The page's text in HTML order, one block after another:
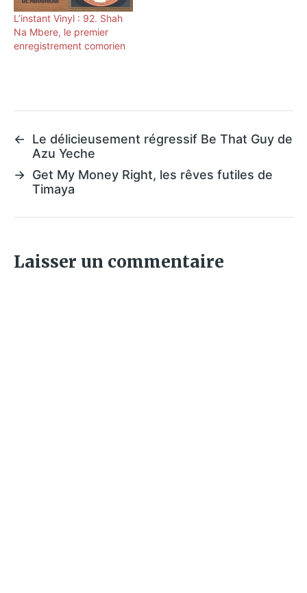
L’instant Vinyl : 92. Shah
Na Mbere, le premier
enregistrement comorien
←
Le délicieusement régressif Be That Guy de
Azu Yeche
→ Get My Money Right, les rêves futiles de
Timaya
Laisser un commentaire